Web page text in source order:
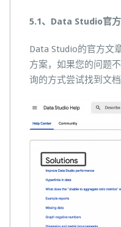
5.1、Data Studio官
Data Studio的官方文
方案，如果您的问题
询的方式尝试找到文